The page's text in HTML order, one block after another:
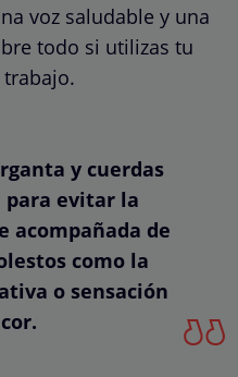
voz saludable y una
todo si utilizas tu
y cuerdas
para evitar la
acompañada de
como la
o sensación